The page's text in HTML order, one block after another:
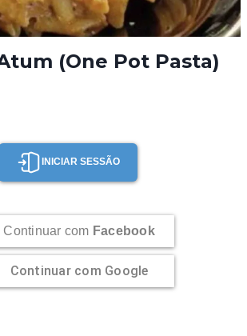
(One Pot Pasta)
INICIAR SESSÃO
Continuar com Facebook
Continuar com Google